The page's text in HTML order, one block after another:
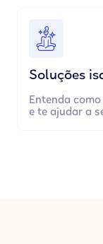
Soluções
Entenda
e te ajudar a